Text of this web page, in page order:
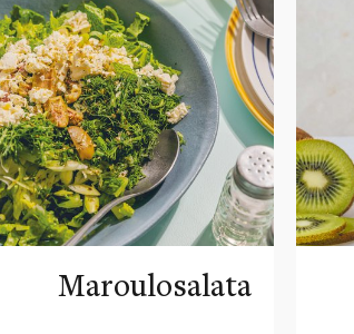
Maroulosalata